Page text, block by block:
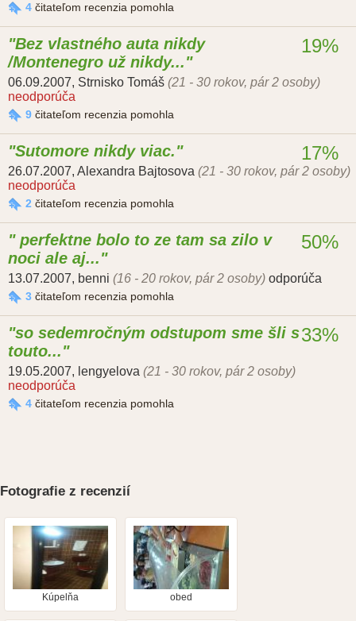
4 čitateľom recenzia pomohla
Bez vlastného auta nikdy
/Montenegro už nikdy...
06.09.2007, Strnisko Tomáš (21 - 30 rokov, pár 2 osoby)
neodporúča
9 čitateľom recenzia pomohla
19%
Sutomore nikdy viac.
26.07.2007, Alexandra Bajtosova (21 - 30 rokov, pár 2 osoby)
neodporúča
2 čitateľom recenzia pomohla
17%
perfektne bolo to ze tam sa zilo v
noci ale aj...
13.07.2007, benni (16 - 20 rokov, pár 2 osoby) odporúča
3 čitateľom recenzia pomohla
50%
so sedemročným odstupom sme šli s
touto...
19.05.2007, lengyelova (21 - 30 rokov, pár 2 osoby)
neodporúča
4 čitateľom recenzia pomohla
33%
Fotografie z recenzií
Kúpelňa obed